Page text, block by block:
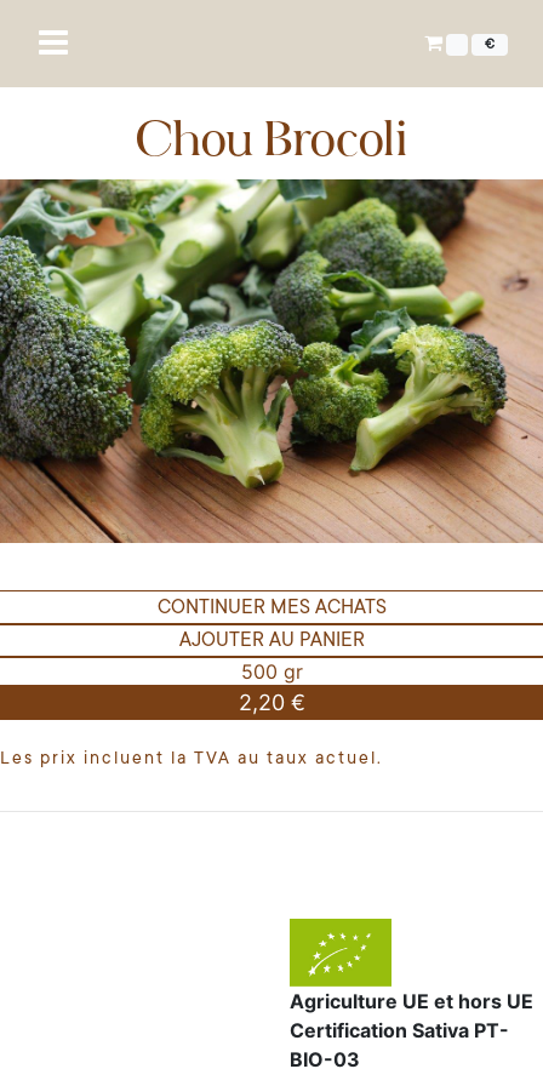
€
Chou Brocoli
CONTINUER MES ACHATS
AJOUTER AU PANIER
500 gr
2,20 €
Les prix incluent la TVA au taux actuel.
Agriculture UE et hors UE
Certification Sativa PT-
BIO-03